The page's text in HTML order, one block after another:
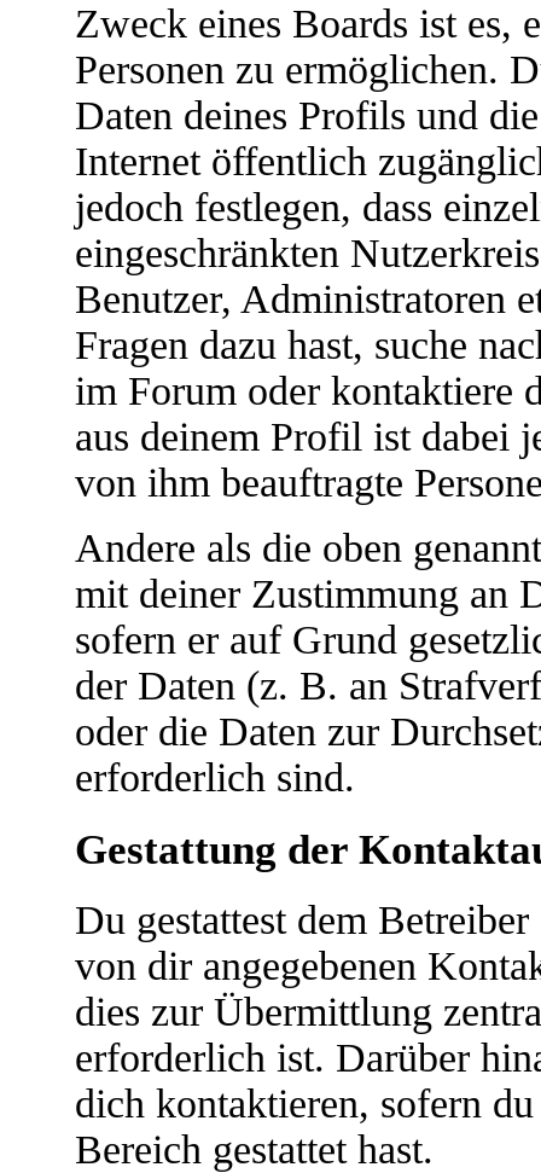
Zweck eines Boards ist es,
Personen zu ermöglichen.
Daten deines Profils und
Internet öffentlich
jedoch festlegen, dass
eingeschränkten
Benutzer, Administratoren
Fragen dazu hast, suche
im Forum oder kontaktiere
aus deinem Profil ist dabei
von ihm beauftragte
Andere als die oben
mit deiner Zustimmung an
sofern er auf Grund
der Daten (z. B. an
oder die Daten zur
erforderlich sind.
Gestattung der
Du gestattest dem
von dir angegebenen
dies zur Übermittlung
erforderlich ist. Darüber
dich kontaktieren, sofern
Bereich gestattet hast.